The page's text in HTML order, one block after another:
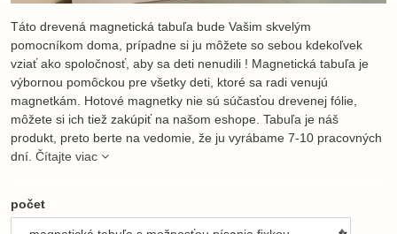
Táto drevená magnetická tabuľa bude Vašim skvelým
pomocníkom doma, prípadne si ju môžete so sebou kdekoľvek
vziať ako spoločnosť, aby sa deti nenudili ! Magnetická tabuľa je
výbornou pomôckou pre všetky deti, ktoré sa radi venujú
magnetkám. Hotové magnetky nie sú súčasťou drevenej fólie,
môžete si ich tiež zakúpiť na našom eshope. Tabuľa je náš
produkt, preto berte na vedomie, že ju vyrábame 7-10 pracovných
dní. Čítajte viac
počet